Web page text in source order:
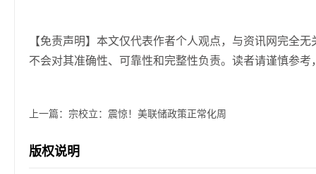
【免责声明】本文仅代表作者个人观点，与资讯网完全
不会对其准确性、可靠性和完整性负责。读者请谨慎参
上一篇： 宗校立：震惊！美联储政策正常化周
版权说明